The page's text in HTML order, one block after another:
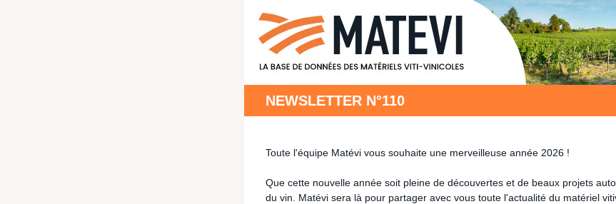
NEWSLETTER N°110
Toute l'équipe Matévi vous souhaite une merveilleuse année 2026 !
Que cette nouvelle année soit pleine de découvertes et de beaux projets
du vin. Matévi sera là pour partager avec vous toute l'actualité du matériel